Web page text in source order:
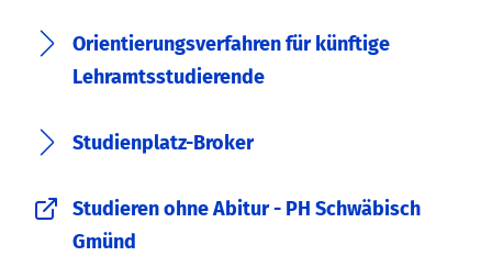
Orientierungsverfahren für künftige
Lehramtsstudierende
Studienplatz-Broker
Studieren ohne Abitur - PH Schwäbisch
Gmünd